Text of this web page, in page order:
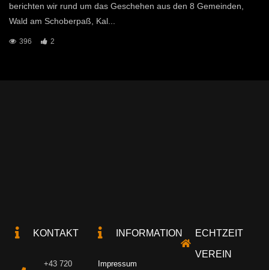
berichten wir rund um das Geschehen aus den 8 Gemeinden,
Wald am Schoberpaß, Kal...
396 2
KONTAKT
+43 720
INFORMATION
Impressum
ECHTZEIT
VEREIN